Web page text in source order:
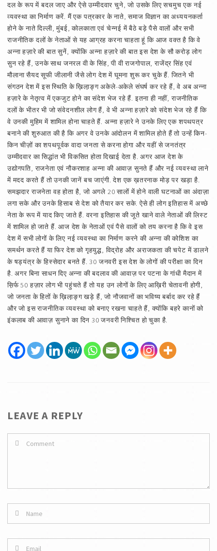
दल के रूप में बदल जाए और ऐसे उम्मीदवार चुने, जो उसके लिए सचमुच एक नई
व्यवस्था का निर्माण करें. मैं एक पत्रकार के नाते, समाज विज्ञान का अध्ययनकर्ता
होने के नाते दिल्ली, मुंबई, कोलकाता एवं चेन्नई में बैठे बड़े पैसे वालों और सभी
राजनीतिक दलों के नेताओं से यह आग्रह करना चाहता हूं कि आज वक्त है कि वे
अन्ना हज़ारे की बात सुनें, क्योंकि अन्ना हज़ारे की बात इस देश के सौ करोड़ लोग
सुन रहे हैं, उनके साथ जनरल वी के सिंह, पी वी राजगोपाल, राजेंद्र सिंह एवं
मौलाना सैयद सूफी जीलानी जैसे लोग देश में घूमना शुरू कर चुके हैं. जितने भी
संगठन देश में इस स्थिति के ख़िला़ङ्ग अकेले-अकेले संघर्ष कर रहे हैं, वे अब अन्ना
हज़ारे के नेतृत्व में एकजुट होने का संदेश भेज रहे हैं. इतना ही नहीं, राजनीतिक
दलों के भीतर भी जो संवेदनशील लोग हैं, वे भी अन्ना हज़ारे को संदेश भेज रहे हैं कि
वे उनकी मुहिम में शामिल होना चाहते हैं. अन्ना हज़ारे ने उनके लिए एक शपथपत्र
बनाने की शुरुआत की है कि अगर वे उनके आंदोलन में शामिल होते हैं तो उन्हें किन-
किन चीज़ों का शपथपूर्वक वादा जनता से करना होगा और यहीं से जनतंत्र
उम्मीदवार का सिद्धांत भी विकसित होता दिखाई देता है. अगर आज देश के
उद्योगपति, राजनेता एवं नौकरशाह अन्ना की आवाज़ सुनते हैं और नई व्यवस्था लाने
में मदद करते हैं तो उनकी जानें बच जाएंगी. देश एक ख़तरनाक मोड़ पर खड़ा है.
समझदार राजनेता वह होता है, जो अगले 20 सालों में होने वाली घटनाओं का अंदाज़ा
लगा सके और उनके हिसाब से देश को तैयार कर सके. ऐसे ही लोग इतिहास में अच्छे
नेता के रूप में याद किए जाते हैं. वरना इतिहास की जूते खाने वाले नेताओं की लिस्ट
में शामिल हो जाते हैं. आज देश के नेताओं एवं पैसे वालों को तय करना है कि वे इस
देश में सभी लोगों के लिए नई व्यवस्था का निर्माण करने की अन्ना की कोशिश का
समर्थन करते हैं या फिर देश को गृहयुद्ध, विद्रोह और अराजकता की चपेट में डालने
के षड्यंत्र के हिस्सेदार बनते हैं. 30 जनवरी इस देश के लोगों की परीक्षा का दिन
है. अगर बिना साधन दिए अन्ना की बदलाव की आवाज़ पर पटना के गांधी मैदान में
स़िर्फ 50 हज़ार लोग भी पहुंचते हैं तो यह उन लोगों के लिए आख़िरी चेतावनी होगी,
जो जनता के हितों के ख़िला़ङ्ग खड़े हैं, जो नौजवानों का भविष्य बर्बाद कर रहे हैं
और जो इस राजनीतिक व्यवस्था को बनाए रखना चाहते हैं, क्योंकि बहरे कानों को
इंकलाब की आवाज़ सुनाने का दिन 30 जनवरी निश्‍चित हो चुका है.
LEAVE A REPLY